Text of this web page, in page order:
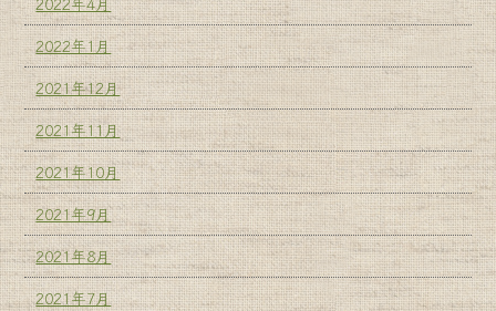
2022年1月
2021年12月
2021年11月
2021年10月
2021年9月
2021年8月
2021年7月